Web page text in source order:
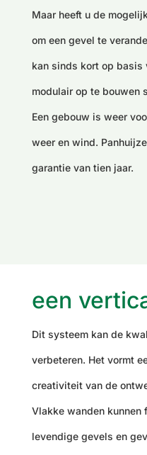
Maar heeft u de
om een gevel te
kan sinds kort op basis
modulair op te bouwen
Een gebouw is weer
weer en wind.
garantie van tien jaar.
een
Dit systeem kan de
verbeteren. Het vormt
creativiteit van de
Vlakke wanden kunnen
levendige gevels en